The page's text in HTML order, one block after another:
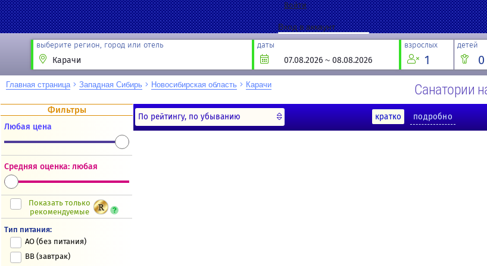
Новости
Войти
Вход в аккаунт
Если у вас нет данных для входа,
выберите регион, город или отель даты взрослых
1
детей
0
Главная страница Западная Сибирь Новосибирская область Карачи Санатории
Фильтры
Любая цена
Средняя оценка: любая
Показать только
рекомендуемые
Тип питания:
AO (без питания)
BB (завтрак)
По рейтингу, по убыванию кратко подробно